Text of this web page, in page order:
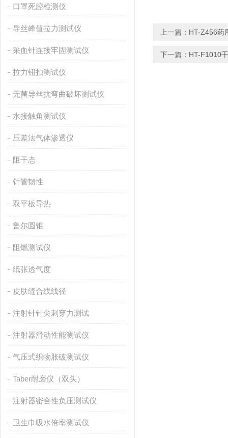
口罩死腔检测仪
导丝峰值拉力测试仪
采血针连接牢固测试仪
拉力钮扣测试仪
无菌导丝抗弯曲破坏测试仪
水接触角测试仪
压差法气体渗透仪
阻干态
针管韧性
双平板导热
鲁尔圆锥
阻燃测试仪
纸张透气度
皮肤缝合线线径
注射针针尖刺穿力测试
注射器滑动性能测试仪
气压式织物胀破测试仪
Taber耐磨仪（双头）
注射器密合性负压测试仪
卫生巾吸水倍率测试仪
上一篇： HT-Z456药
下一篇： HT-F1010